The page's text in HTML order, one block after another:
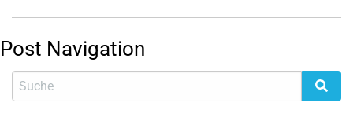
Post Navigation